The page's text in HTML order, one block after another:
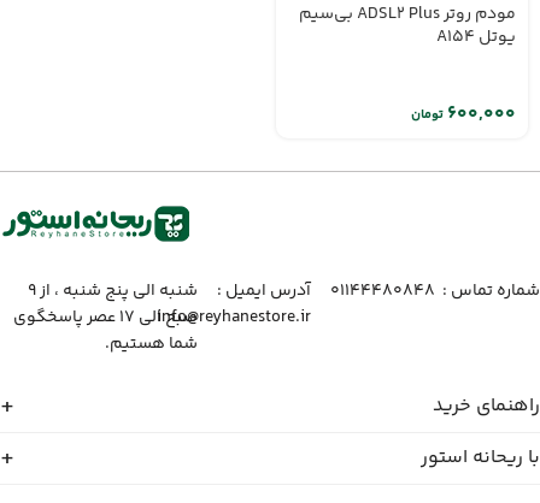
مودم روتر ADSL2 Plus بی‌سیم
یوتل A154
تومان
شماره تماس :‌ ۰۱۱۴۴۴۸۰۸۴۸
آدرس ایمیل :‌
info@reyhanestore.ir
شنبه الی پنج شنبه ، از ۹
صبح الی ۱۷ عصر پاسخگوی
شما هستیم.
راهنمای خرید
با ریحانه استور